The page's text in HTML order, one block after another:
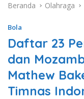
Beranda
Olahraga
Bola
Daftar 23
dan
Mathew
Timnas